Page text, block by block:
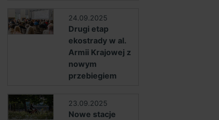
24.09.2025
Drugi etap
ekostrady w al.
Armii Krajowej z
nowym
przebiegiem
23.09.2025
Nowe stacje